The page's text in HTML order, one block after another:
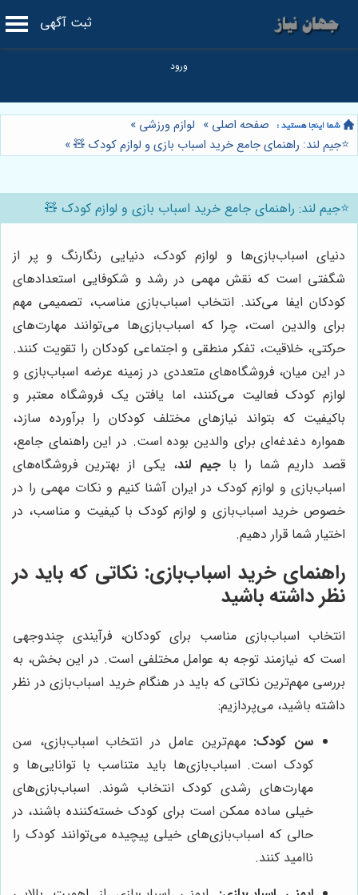
ثبت آگهی
صفحه اصلی » لوازم ورزشی »
⭐️جیم لند: راهنمای جامع خرید اسباب بازی و لوازم کودک 🧸»
⭐️جیم لند: راهنمای جامع خرید اسباب بازی و لوازم کودک 🧸
دنیای اسباب‌بازی‌ها و لوازم کودک، دنیایی رنگارنگ و پر از
شگفتی است که نقش مهمی در رشد و شکوفایی استعدادهای
کودکان ایفا می‌کند. انتخاب اسباب‌بازی مناسب، تصمیمی مهم
برای والدین است، چرا که اسباب‌بازی‌ها می‌توانند مهارت‌های
حرکتی، خلاقیت، تفکر منطقی و اجتماعی کودکان را تقویت کنند.
در این میان، فروشگاه‌های متعددی در زمینه عرضه اسباب‌بازی و
لوازم کودک فعالیت می‌کنند، اما یافتن یک فروشگاه معتبر و
باکیفیت که بتواند نیازهای مختلف کودکان را برآورده سازد،
همواره دغدغه‌ای برای والدین بوده است. در این راهنمای جامع،
قصد داریم شما را باجیم لند، یکی از بهترین فروشگاه‌های
اسباب‌بازی و لوازم کودک در ایران آشنا کنیم و نکات مهمی را در
خصوص خرید اسباب‌بازی و لوازم کودک با کیفیت و مناسب، در
اختیار شما قرار دهیم.
راهنمای خرید اسباب‌بازی: نکاتی که باید در
نظر داشته باشید
انتخاب اسباب‌بازی مناسب برای کودکان، فرآیندی چندوجهی
است که نیازمند توجه به عوامل مختلفی است. در این بخش، به
بررسی مهم‌ترین نکاتی که باید در هنگام خرید اسباب‌بازی در نظر
داشته باشید، می‌پردازیم:
سن کودک: مهم‌ترین عامل در انتخاب اسباب‌بازی، سن
کودک است. اسباب‌بازی‌ها باید متناسب با توانایی‌ها و
مهارت‌های رشدی کودک انتخاب شوند. اسباب‌بازی‌های
خیلی ساده ممکن است برای کودک خسته‌کننده باشند، در
حالی که اسباب‌بازی‌های خیلی پیچیده می‌توانند کودک را
ناامید کنند.